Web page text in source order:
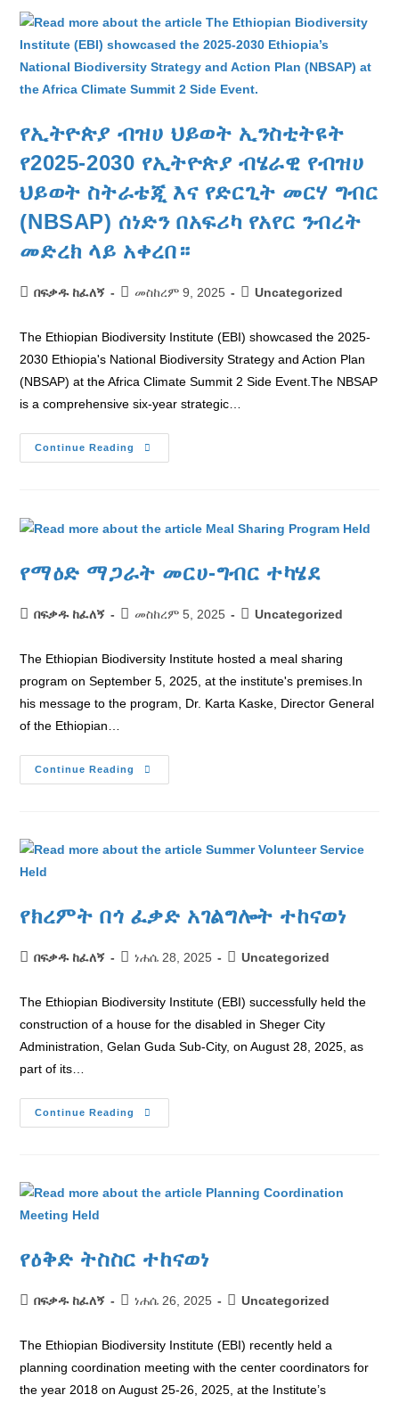
የኢትዮጵያ ብዝሀ ህይወት ኢንስቲትዩት
የ2025-2030 የኢትዮጵያ ብሄራዊ የብዝሀ
ህይወት ስትራቴጂ እና የድርጊት መርሃ ግብር
(NBSAP) ሰነድን በአፍሪካ የአየር ንብረት
መድረክ ላይ አቀረበ።
በፍቃዱ ከፈለኝ መስከረም 9, 2025 Uncategorized
The Ethiopian Biodiversity Institute (EBI) showcased the 2025-
2030 Ethiopia's National Biodiversity Strategy and Action Plan
(NBSAP) at the Africa Climate Summit 2 Side Event.The NBSAP
is a comprehensive six-year strategic…
Continue Reading
የማዕድ ማጋራት መርሀ-ግብር ተካሄደ
በፍቃዱ ከፈለኝ መስከረም 5, 2025 Uncategorized
The Ethiopian Biodiversity Institute hosted a meal sharing
program on September 5, 2025, at the institute's premises.In
his message to the program, Dr. Karta Kaske, Director General
of the Ethiopian…
Continue Reading
የክረምት በጎ ፈቃድ አገልግሎት ተከናወነ
በፍቃዱ ከፈለኝ ነሐሴ 28, 2025 Uncategorized
The Ethiopian Biodiversity Institute (EBI) successfully held the
construction of a house for the disabled in Sheger City
Administration, Gelan Guda Sub-City, on August 28, 2025, as
part of its…
Continue Reading
የዕቅድ ትስስር ተከናወነ
በፍቃዱ ከፈለኝ ነሐሴ 26, 2025 Uncategorized
The Ethiopian Biodiversity Institute (EBI) recently held a
planning coordination meeting with the center coordinators for
the year 2018 on August 25-26, 2025, at the Institute’s